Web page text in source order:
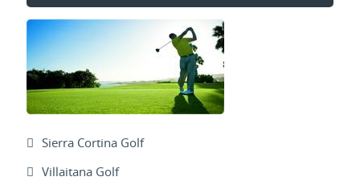
Sierra Cortina Golf
Villaitana Golf